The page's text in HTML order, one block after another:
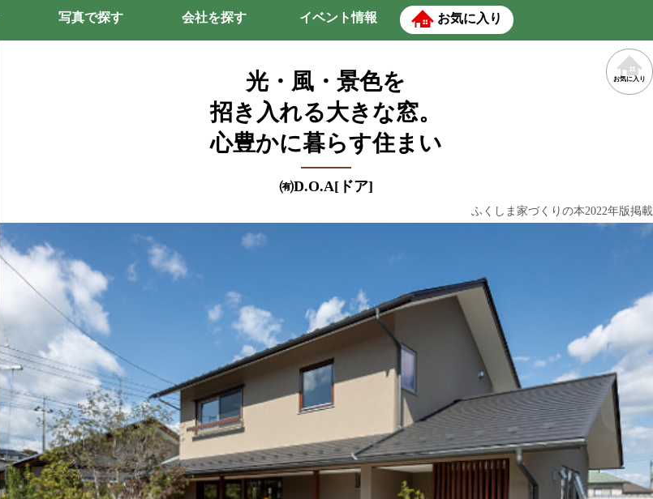
写真で探す 会社を探す イベント情報 お気に入り
お気に入り
光・風・景色を
招き入れる大きな窓。
心豊かに暮らす住まい
㈲D.O.A[ドア]
ふくしま家づくりの本2022年版掲載